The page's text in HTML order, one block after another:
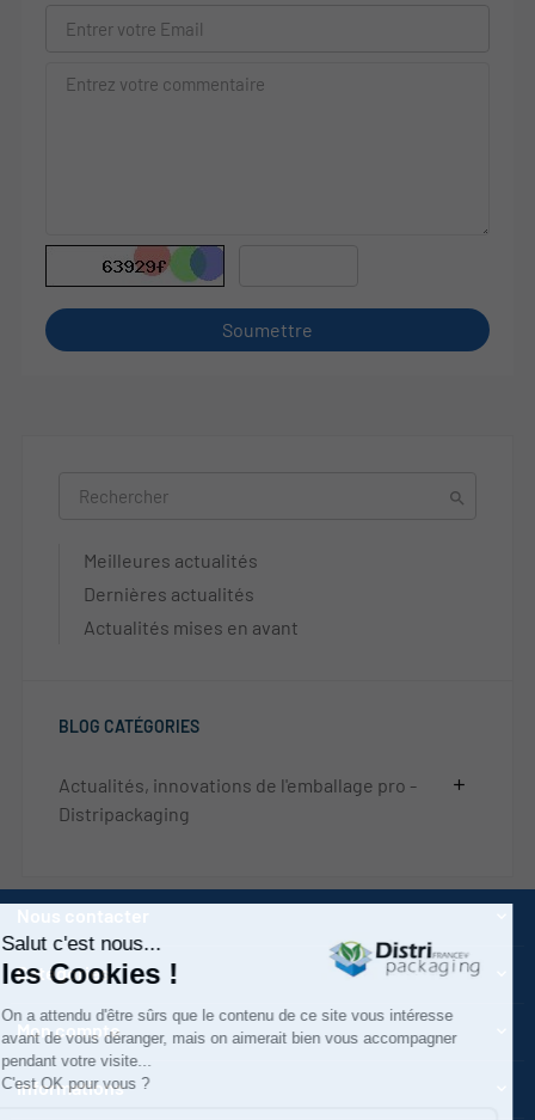
Soumettre

Meilleures actualités
Dernières actualités
Actualités mises en avant
BLOG CATÉGORIES
Actualités, innovations de l'emballage pro -
Distripackaging
add
Catégories
Mon compte
Informations